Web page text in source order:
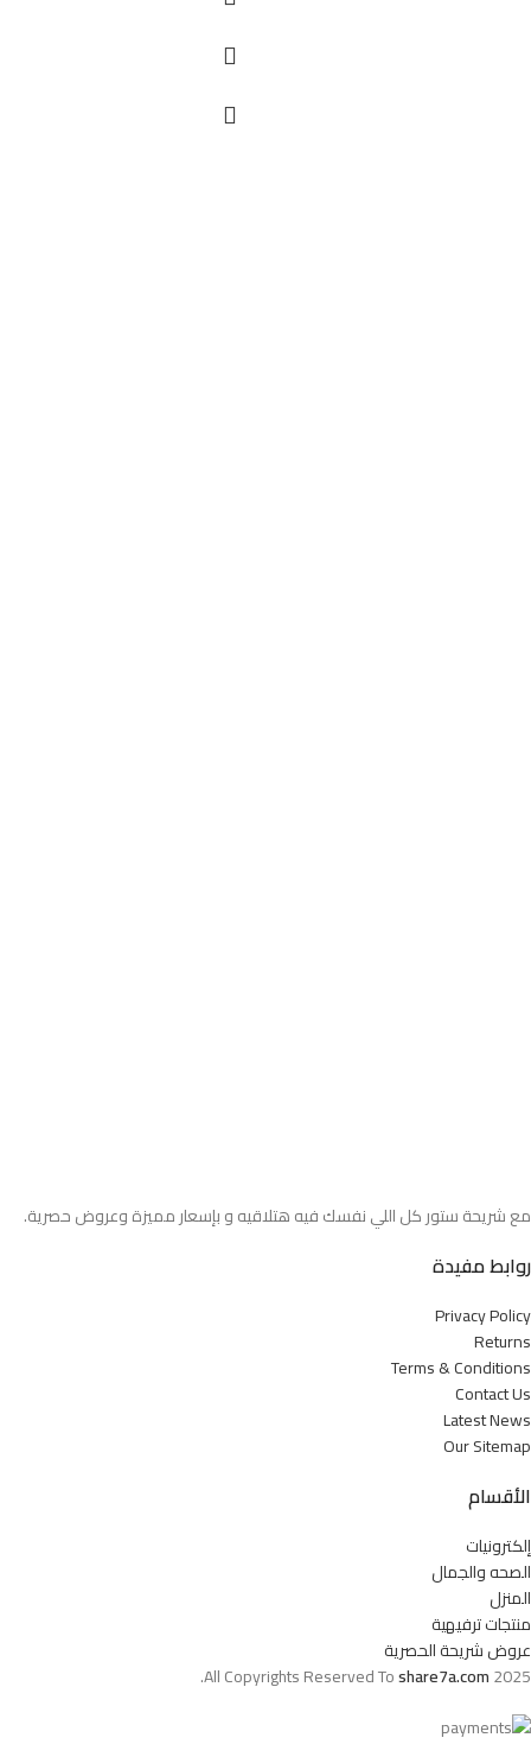
مع شريحة ستور كل اللي نفسك فيه هتلاقيه و بإسعار مميزة وعروض حصرية.
روابط مفيدة
Privacy Policy
Returns
Terms & Conditions
Contact Us
Latest News
Our Sitemap
الأقسام
إلكترونيات
الصحه والجمال
المنزل
منتجات ترفيهية
عروض شريحة الحصرية
All Copyrights Reserved Toshare7a.com2025.